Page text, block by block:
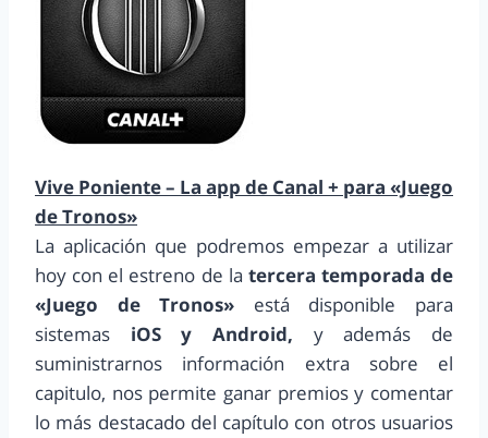
Vive Poniente – La app de Canal + para «Juego
de Tronos»
La aplicación que podremos empezar a utilizar
hoy con el estreno de la tercera temporada de
«Juego de Tronos» está disponible para
sistemas iOS y Android, y además de
suministrarnos información extra sobre el
capitulo, nos permite ganar premios y comentar
lo más destacado del capítulo con otros usuarios